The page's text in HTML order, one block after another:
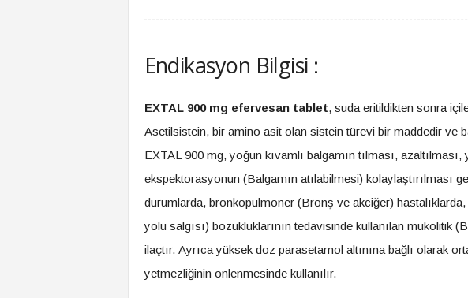
Endikasyon Bilgisi :
EXTAL 900 mg efervesan tablet, suda eritildikten sonra
Asetilsistein, bir amino asit olan sistein türevi bir maddedir ve
EXTAL 900 mg, yoğun kıvamlı balgamın tılması,
ekspektorasyonun (Balgamın atılabilmesi) kolaylaştırılması
durumlarda, bronkopulmoner (Bronş ve akciğer)
yolu salgısı) bozukluklarının tedavisinde kullanılan mukolitik
ilaçtır. Ayrıca yüksek doz parasetamol altınına bağlı olarak
yetmezliğinin önlenmesinde kullanılır.